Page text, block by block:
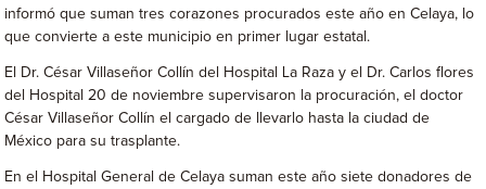
informó que suman tres corazones procurados este año en Celaya, lo
que convierte a este municipio en primer lugar estatal.
El Dr. César Villaseñor Collín del Hospital La Raza y el Dr. Carlos flores
del Hospital 20 de noviembre supervisaron la procuración, el doctor
César Villaseñor Collín el cargado de llevarlo hasta la ciudad de
México para su trasplante.
En el Hospital General de Celaya suman este año siete donadores de